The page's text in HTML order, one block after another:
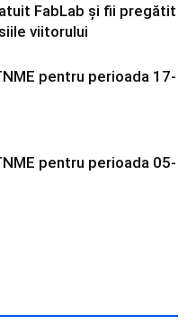
FabLab și fii pregătit
viitorului
pentru perioada 17-
pentru perioada 05-